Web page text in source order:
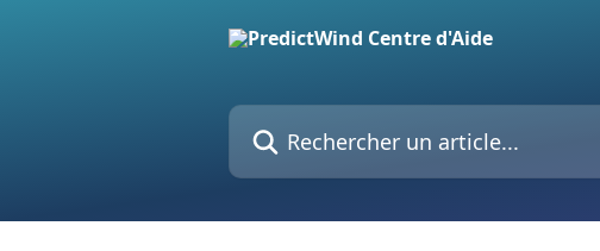
Rechercher un article...